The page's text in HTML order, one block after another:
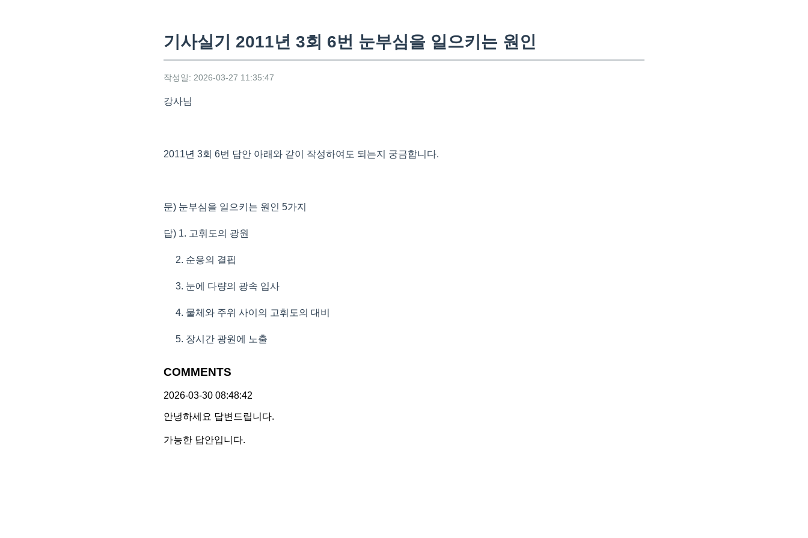
기사실기 2011년 3회 6번 눈부심을 일으키는 원인
작성일: 2026-03-27 11:35:47
강사님
2011년 3회 6번 답안 아래와 같이 작성하여도 되는지 궁금합니다.
문) 눈부심을 일으키는 원인 5가지
답) 1. 고휘도의 광원
2. 순응의 결핍
3. 눈에 다량의 광속 입사
4. 물체와 주위 사이의 고휘도의 대비
5. 장시간 광원에 노출
COMMENTS
2026-03-30 08:48:42
안녕하세요 답변드립니다.
가능한 답안입니다.